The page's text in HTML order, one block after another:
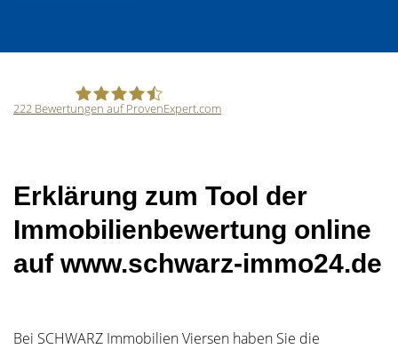
222 Bewertungen auf ProvenExpert.com
Erklärung zum Tool der
Immobilienbewertung online
auf www.schwarz-immo24.de
Bei SCHWARZ Immobilien Viersen haben Sie die